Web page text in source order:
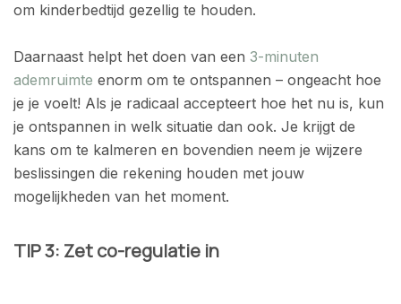
om kinderbedtijd gezellig te houden.
Daarnaast helpt het doen van een 3-minuten
ademruimte enorm om te ontspannen – ongeacht hoe
je je voelt! Als je radicaal accepteert hoe het nu is, kun
je ontspannen in welk situatie dan ook. Je krijgt de
kans om te kalmeren en bovendien neem je wijzere
beslissingen die rekening houden met jouw
mogelijkheden van het moment.
TIP 3: Zet co-regulatie in